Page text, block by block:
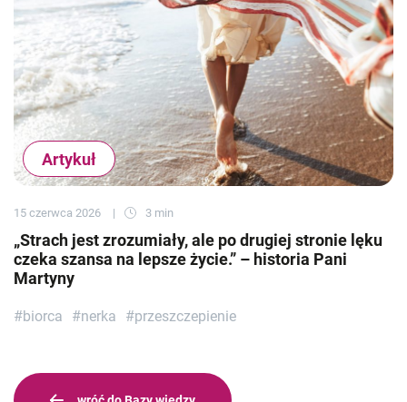
Artykuł
15 czerwca 2026 3 min
„Strach jest zrozumiały, ale po drugiej stronie lęku
czeka szansa na lepsze życie.” – historia Pani
Martyny
#biorca #nerka #przeszczepienie